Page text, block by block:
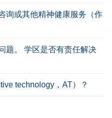
询或其他精神健康服务（作
题。 学区是否有责任解决
technology，AT）？